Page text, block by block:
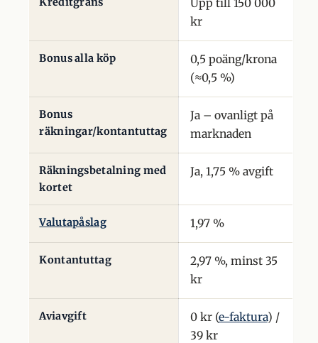
Upp till 150 000
kr
Bonus alla köp
0,5 poäng/krona
(≈0,5 %)
Bonus
räkningar/kontantuttag
Ja – ovanligt på
marknaden
Räkningsbetalning med
kortet
Ja, 1,75 % avgift
Valutapåslag 1,97 %
Kontantuttag
2,97 %, minst 35
kr
Aviavgift 0 kr (e-faktura) /
39 kr